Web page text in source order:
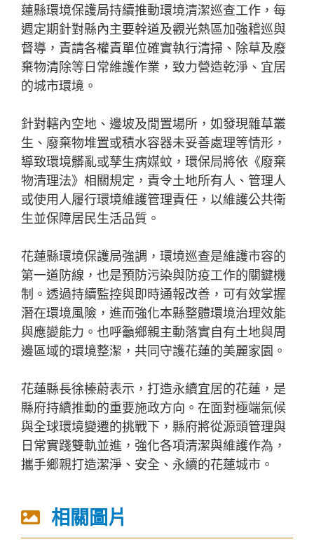
蓮縣環境保護局持續推動環境清潔巡查工作，每
週定期針對縣內主要幹道及觀光熱區加強稽巡與
督導，責請各權責單位確實執行清掃、除草及廢
棄物清除等日常維護作業，致力營造乾淨、宜居
的城市環境。
針對轄內空地、邊坡及閒置場所，如發現雜草叢
生、廢棄物堆置或積水容器未妥善處理等情形，
導致環境髒亂或孳生病媒蚊，環保局將依《廢棄
物清理法》相關規定，責令土地所有人、管理人
或使用人履行環境維護管理責任，以維護公共衛
生並保障居民生活品質。
花蓮縣環境保護局強調，環境巡查是維護市容的
第一道防線，也是預防污染與防疫工作的關鍵機
制。透過持續監控與即時通報改善，可有效掌握
潛在環境風險，進而強化本縣整體環境治理效能
與應變能力。也呼籲鄉親主動落實自有土地與周
邊區域的環境整潔，共同守護花蓮的美麗家園。
花蓮縣長徐榛蔚表示，打造永續宜居的花蓮，是
縣府持續推動的重要施政方向。在面對極端氣候
與全球環境變遷的挑戰下，縣府將從源頭管理與
日常實踐雙軌並進，強化各項清潔與維護作為，
攜手鄉親打造潔淨、安全、永續的花蓮城市。
相關圖片